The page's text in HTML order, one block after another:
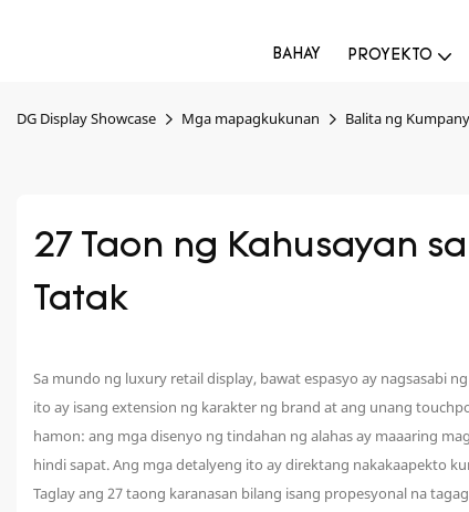
BAHAY PROYEKTO
DG Display Showcase Mga mapagkukunan Balita ng
27 Taon ng Kahusayan
Tatak
Sa mundo ng luxury retail display, bawat espasyo ay nagsasabi
ito ay isang extension ng karakter ng brand at ang unang
hamon: ang mga disenyo ng tindahan ng alahas ay maaaring
hindi sapat. Ang mga detalyeng ito ay direktang nakakaapekto
Taglay ang 27 taong karanasan bilang isang propesyonal na